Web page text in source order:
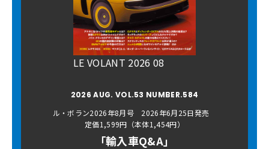
LE VOLANT 2026 08
2026 AUG. VOL.53 NUMBER.584
ル・ボラン2026年8月号 2026年6月25日発売
定価1,599円（本体1,454円）
「輸入車Q&A」